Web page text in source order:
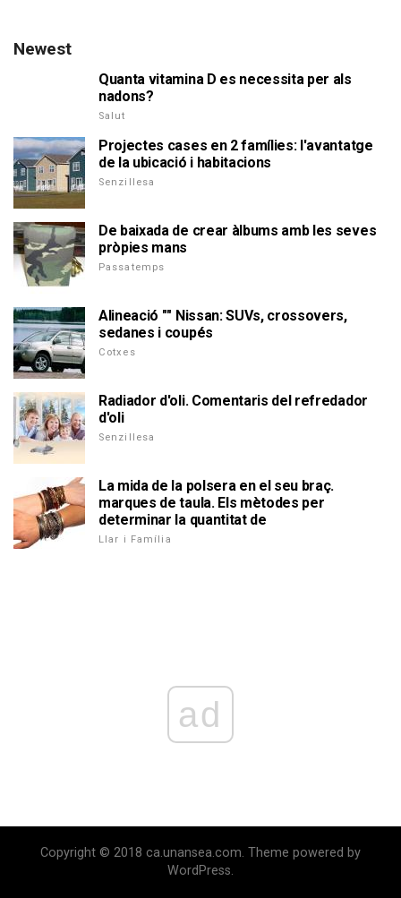
Newest
Quanta vitamina D es necessita per als
nadons?
Salut
Projectes cases en 2 famílies: l'avantatge
de la ubicació i habitacions
Senzillesa
De baixada de crear àlbums amb les seves
pròpies mans
Passatemps
Alineació "" Nissan: SUVs, crossovers,
sedanes i coupés
Cotxes
Radiador d'oli. Comentaris del refredador
d'oli
Senzillesa
La mida de la polsera en el seu braç.
marques de taula. Els mètodes per
determinar la quantitat de
Llar i Família
ad
Copyright © 2018 ca.unansea.com. Theme powered by
WordPress.